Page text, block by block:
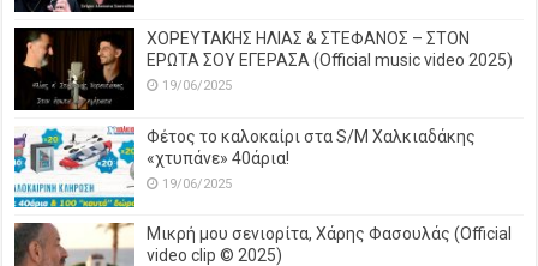
ΧΟΡΕΥΤΑΚΗΣ ΗΛΙΑΣ & ΣΤΕΦΑΝΟΣ – ΣΤΟΝ
ΕΡΩΤΑ ΣΟΥ ΕΓΕΡΑΣΑ (Official music video 2025)
19/06/2025
Φέτος το καλοκαίρι στα S/M Χαλκιαδάκης
«χτυπάνε» 40άρια!
19/06/2025
Μικρή μου σενιορίτα, Χάρης Φασουλάς (Official
video clip © 2025)